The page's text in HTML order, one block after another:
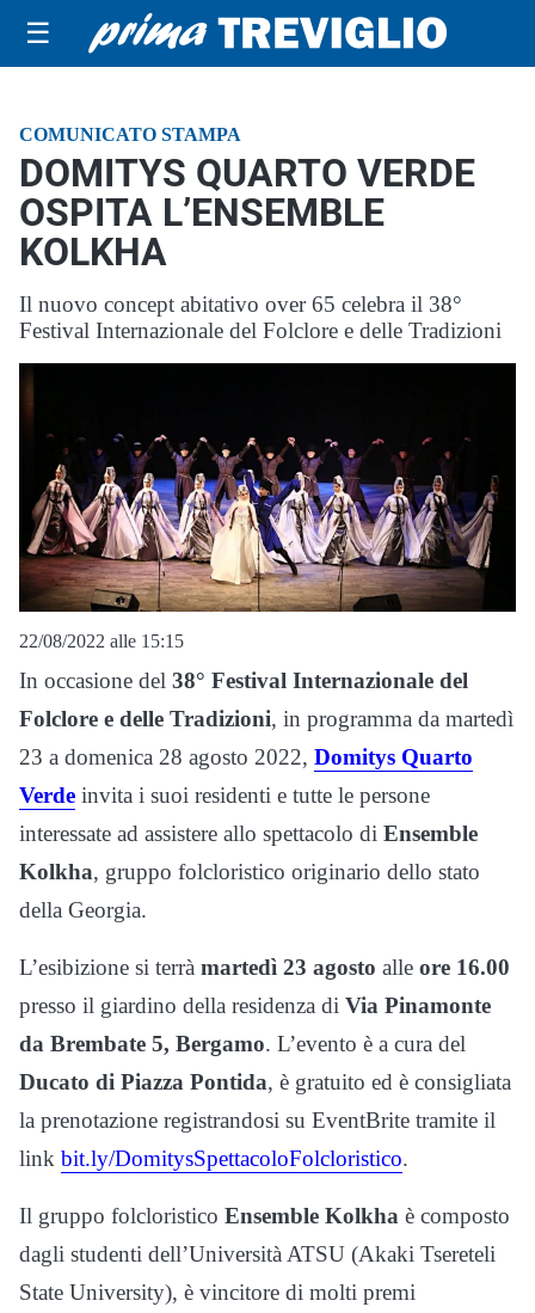
☰
COMUNICATO STAMPA
DOMITYS QUARTO VERDE
OSPITA L’ENSEMBLE
KOLKHA
Il nuovo concept abitativo over 65 celebra il 38°
Festival Internazionale del Folclore e delle Tradizioni
22/08/2022 alle 15:15
In occasione del 38° Festival Internazionale del
Folclore e delle Tradizioni, in programma da martedì
23 a domenica 28 agosto 2022, Domitys Quarto
Verde invita i suoi residenti e tutte le persone
interessate ad assistere allo spettacolo di Ensemble
Kolkha, gruppo folcloristico originario dello stato
della Georgia.
L’esibizione si terrà martedì 23 agosto alle ore 16.00
presso il giardino della residenza di Via Pinamonte
da Brembate 5, Bergamo. L’evento è a cura del
Ducato di Piazza Pontida, è gratuito ed è consigliata
la prenotazione registrandosi su EventBrite tramite il
link bit.ly/DomitysSpettacoloFolcloristico.
Il gruppo folcloristico Ensemble Kolkha è composto
dagli studenti dell’Università ATSU (Akaki Tsereteli
State University), è vincitore di molti premi